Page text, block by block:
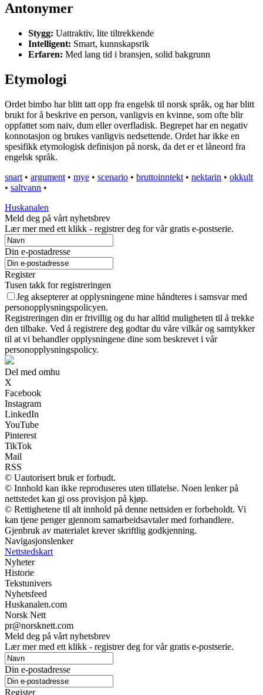
Antonymer
Stygg: Uattraktiv, lite tiltrekkende
Intelligent: Smart, kunnskapsrik
Erfaren: Med lang tid i bransjen, solid bakgrunn
Etymologi
Ordet bimbo har blitt tatt opp fra engelsk til norsk språk, og har blitt
brukt for å beskrive en person, vanligvis en kvinne, som ofte blir
oppfattet som naiv, dum eller overfladisk. Begrepet har en negativ
konnotasjon og brukes vanligvis nedsettende. Ordet har ikke en
spesifikk etymologisk definisjon på norsk, da det er et låneord fra
engelsk språk.
snart • argument • mye • scenario • bruttoinntekt • nektarin • okkult
• saltvann •
Huskanalen
Meld deg på vårt nyhetsbrev
Lær mer med ett klikk - registrer deg for vår gratis e-postserie.
Din e-postadresse
Register
Tusen takk for registreringen
Jeg aksepterer at opplysningene mine håndteres i samsvar med
personopplysningspolicyen.
Registreringen din er frivillig og du har alltid muligheten til å trekke
den tilbake. Ved å registrere deg godtar du våre vilkår og samtykker
til at vi behandler opplysningene dine som beskrevet i vår
personopplysningspolicy.
Del med omhu
X
Facebook
Instagram
LinkedIn
YouTube
Pinterest
TikTok
Mail
RSS
© Uautorisert bruk er forbudt.
© Innhold kan ikke reproduseres uten tillatelse. Noen lenker på
nettstedet kan gi oss provisjon på kjøp.
© Rettighetene til alt innhold på denne nettsiden er forbeholdt. Vi
kan tjene penger gjennom samarbeidsavtaler med forhandlere.
Gjenbruk av materialet krever skriftlig godkjenning.
Navigasjonslenker
Nettstedskart
Nyheter
Historie
Tekstunivers
Nyhetsfeed
Huskanalen.com
Norsk Nett
pr@norsknett.com
Meld deg på vårt nyhetsbrev
Lær mer med ett klikk - registrer deg for vår gratis e-postserie.
Din e-postadresse
Register